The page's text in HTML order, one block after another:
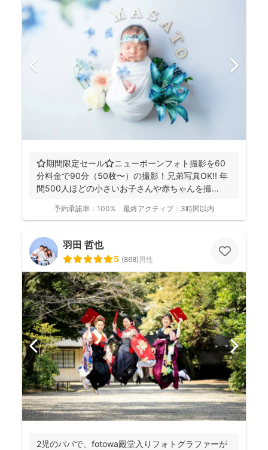
⭐️期間限定セール⭐️ニューボーンフォト撮影を60
分料金で90分（50枚〜）の撮影！兄弟写真OK!! 年
間500人ほどの小さいお子さんや赤ちゃんを撮
予約承諾率： 100% 最終アクティブ： 3時間以内
羽田 哲也
5 (868)男性
2児のパパで、fotowa殿堂入りフォトグラファーが